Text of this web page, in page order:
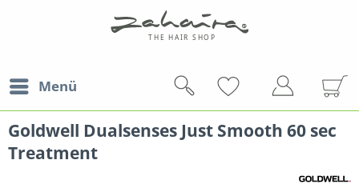
Menü
Goldwell Dualsenses Just Smooth 60 sec
Treatment